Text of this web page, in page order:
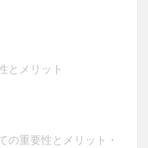
とメリット
の重要性とメリット・